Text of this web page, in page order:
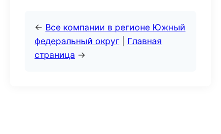
← Все компании в регионе Южный
федеральный округ
Главная
страница →